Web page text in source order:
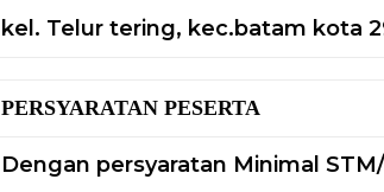
kel. Telur tering, kec.batam kota
PERSYARATAN PESERTA
Dengan persyaratan Minimal